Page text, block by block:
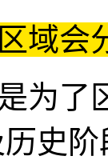
域会
为了
史